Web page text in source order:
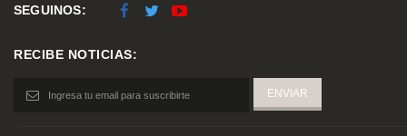
SEGUINOS:
RECIBE NOTICIAS: